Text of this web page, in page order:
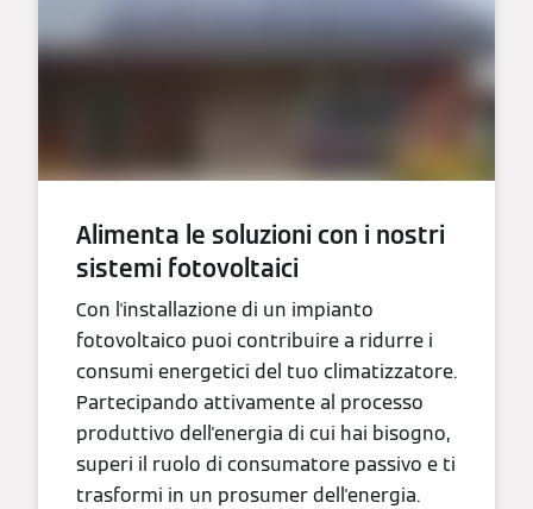
Alimenta le soluzioni con i nostri
sistemi fotovoltaici
Con l'installazione di un impianto
fotovoltaico puoi contribuire a ridurre i
consumi energetici del tuo climatizzatore.
Partecipando attivamente al processo
produttivo dell'energia di cui hai bisogno,
superi il ruolo di consumatore passivo e ti
trasformi in un prosumer dell'energia.